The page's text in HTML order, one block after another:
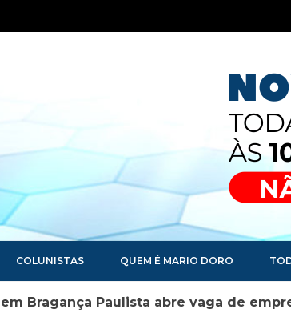
COLUNISTAS QUEM É MARIO DORO
em Bragança Paulista abre vaga de